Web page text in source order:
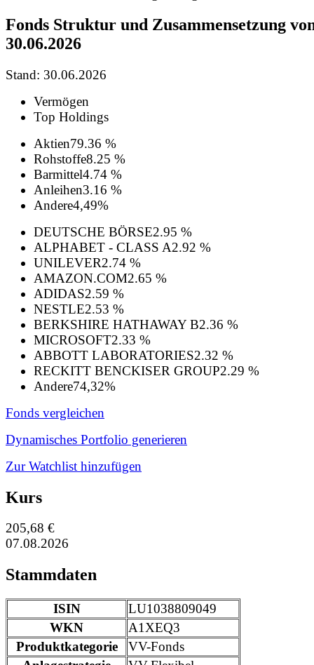
Fonds Struktur und Zusammensetzung
30.06.2026
Stand: 30.06.2026
Vermögen
Top Holdings
Aktien79.36 %
Rohstoffe8.25 %
Barmittel4.74 %
Anleihen3.16 %
Andere4,49%
DEUTSCHE BÖRSE2.95 %
ALPHABET - CLASS A2.92 %
UNILEVER2.74 %
AMAZON.COM2.65 %
ADIDAS2.59 %
NESTLE2.53 %
BERKSHIRE HATHAWAY B2.36 %
MICROSOFT2.33 %
ABBOTT LABORATORIES2.32 %
RECKITT BENCKISER GROUP2.29 %
Andere74,32%
Fonds vergleichen
Dynamisches Portfolio generieren
Zur Watchlist hinzufügen
Kurs
205,68 €
07.08.2026
Stammdaten
ISIN
LU1038809049
WKN
A1XEQ3
Produktkategorie
VV-Fonds